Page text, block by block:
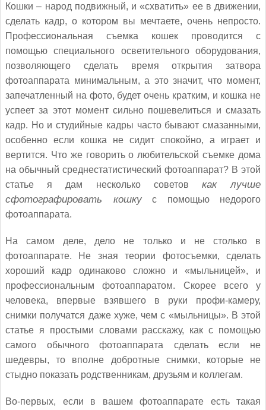
Кошки – народ подвижный, и «схватить» ее в движении,
сделать кадр, о котором вы мечтаете, очень непросто.
Профессиональная съемка кошек проводится с
помощью специального осветительного оборудования,
позволяющего сделать время открытия затвора
фотоаппарата минимальным, а это значит, что момент,
запечатленный на фото, будет очень кратким, и кошка не
успеет за этот момент сильно пошевелиться и смазать
кадр. Но и студийные кадры часто бывают смазанными,
особенно если кошка не сидит спокойно, а играет и
вертится. Что же говорить о любительской съемке дома
на обычный среднестатистический фотоаппарат? В этой
статье я дам несколько советов как лучше
сфотографировать кошкус помощью недорого
фотоаппарата.
На самом деле, дело не только и не столько в
фотоаппарате. Не зная теории фотосъемки, сделать
хороший кадр одинаково сложно и «мыльницей», и
профессиональным фотоаппаратом. Скорее всего у
человека, впервые взявшего в руки профи-камеру,
снимки получатся даже хуже, чем с «мыльницы». В этой
статье я простыми словами расскажу, как с помощью
самого обычного фотоаппарата сделать если не
шедевры, то вполне добротные снимки, которые не
стыдно показать родственникам, друзьям и коллегам.
Во-первых, если в вашем фотоаппарате есть такая